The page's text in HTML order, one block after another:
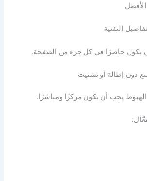
الأفضل
التقنية
يكون حاضرًا في كل جزء من الصفحة.
دون إطالة أو تشتيت
يجب أن يكون مركزًا ومباشرًا.